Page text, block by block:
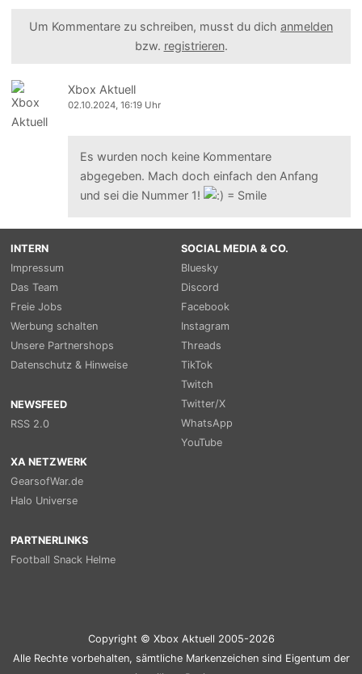
Um Kommentare zu schreiben, musst du dich anmelden
bzw. registrieren.
Xbox Aktuell
02.10.2024, 16:19 Uhr
Es wurden noch keine Kommentare
abgegeben. Mach doch einfach den Anfang
und sei die Nummer 1!
INTERN
Impressum
Das Team
Freie Jobs
Werbung schalten
Unsere Partnershops
Datenschutz & Hinweise
NEWSFEED
RSS 2.0
SOCIAL MEDIA & CO.
Bluesky
Discord
Facebook
Instagram
Threads
TikTok
Twitch
Twitter/X
WhatsApp
YouTube
XA NETZWERK
GearsofWar.de
Halo Universe
PARTNERLINKS
Football Snack Helme
Copyright © Xbox Aktuell 2005-2026
Alle Rechte vorbehalten, sämtliche Markenzeichen sind Eigentum der